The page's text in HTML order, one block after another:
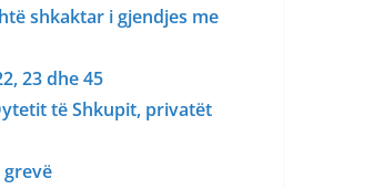
shkaktar i gjendjes me
23 dhe 45
të Shkupit, privatët